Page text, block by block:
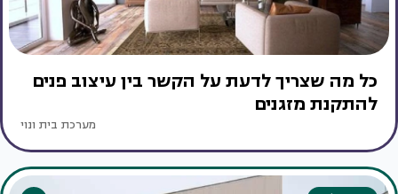
כל מה שצריך לדעת על הקשר בין עיצוב פנים
להתקנת מזגנים
מערכת בית ונוי